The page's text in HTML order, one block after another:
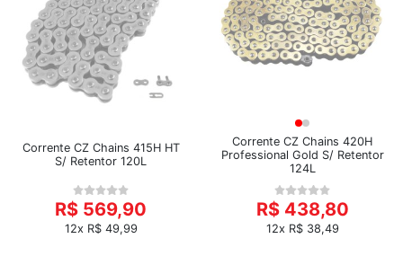
Corrente CZ Chains 415H HT
S/ Retentor 120L
R$ 569,90
12x R$ 49,99
Corrente CZ Chains 420H
Professional Gold S/ Retentor
124L
R$ 438,80
12x R$ 38,49